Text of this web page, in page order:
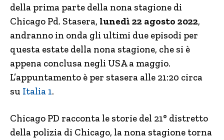
della prima parte della nona stagione di
Chicago Pd. Stasera, lunedì 22 agosto 2022,
andranno in onda gli ultimi due episodi per
questa estate della nona stagione, che si è
appena conclusa negli USA a maggio.
L’appuntamento è per stasera alle 21:20 circa
su Italia 1.
Chicago PD racconta le storie del 21° distretto
della polizia di Chicago, la nona stagione torna